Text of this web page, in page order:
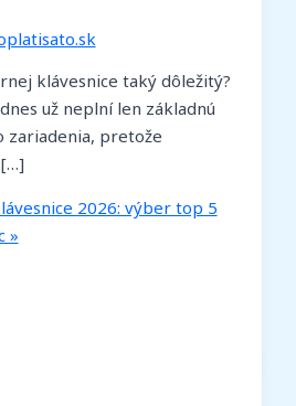
klávesnice taký dôležitý?
už neplní len základnú
zariadenia, pretože
2026: výber top 5
»